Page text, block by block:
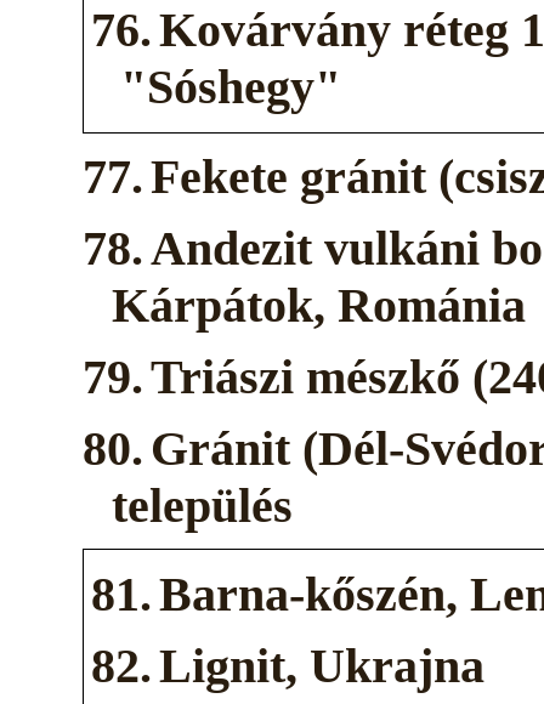
76.Kovárvány réteg
"Sóshegy"
77.Fekete gránit
78.Andezit vulkáni
Kárpátok, Románia
79.Triászi mészkő
80. Gránit (Dél-
település
81.Barna-kőszén,
82.Lignit, Ukrajna